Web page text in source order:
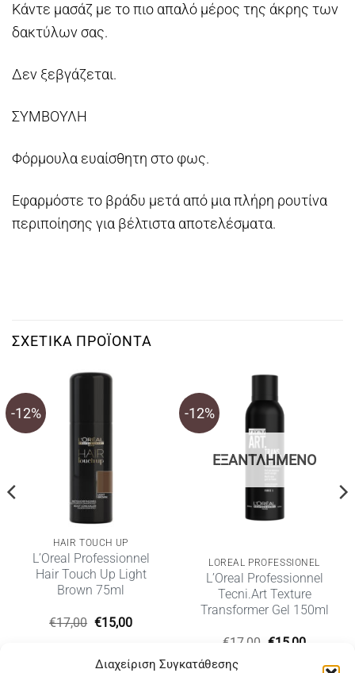
Διαχείριση Συγκατάθεσης
Κάντε μασάζ με το πιο απαλό μέρος της άκρης των
δακτύλων σας.
Δεν ξεβγάζεται.
ΣΥΜΒΟΥΛΗ
Φόρμουλα ευαίσθητη στο φως.
Εφαρμόστε το βράδυ μετά από μια πλήρη ρουτίνα
περιποίησης για βέλτιστα αποτελέσματα.
ΣΧΕΤΙΚΆ ΠΡΟΪΌΝΤΑ
-12%
HAIR TOUCH UP
L’Oreal Professionnel
Hair Touch Up Light
Brown 75ml
€17,00 Original
€17,00.
€15,00Η
είναι:
€15,00.
-12%
ΕΞΑΝΤΛΗΜΈΝΟ
LOREAL PROFESSIONEL
L’Oreal Professionnel
Tecni.Art Texture
Transformer Gel 150ml
€17,00 Original
€15,00Η
τιμή